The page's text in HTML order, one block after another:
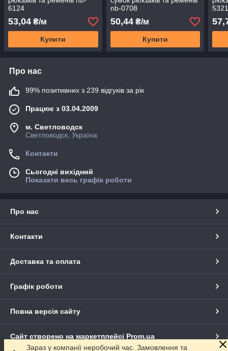
6124
53,04 ₴/м
Купити
nb-0708
50,44₴/м
Купити
Про нас
99% позитивних з 239 відгуків за рік
Працює з 03.04.2009
м. Светловодск
Светловодск, Україна
Контакти
Сьогодні вихідний
Показати весь графік роботи
Про нас
Контакти
Доставка та оплата
Графік роботи
Повна версія сайту
Сайт створено на маркетплейсі Prom.ua
Зараз у компанії неробочий час. Замовлення та